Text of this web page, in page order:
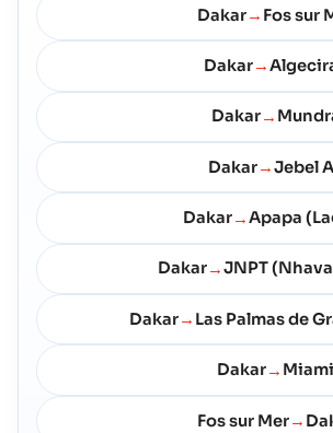
Dakar→ Fos sur
Dakar→
Dakar→
Dakar→Jebel
Dakar→Apapa
Dakar→JNPT
Dakar→ Las Palmas de
Dakar→ Miami
Fos sur Mer→